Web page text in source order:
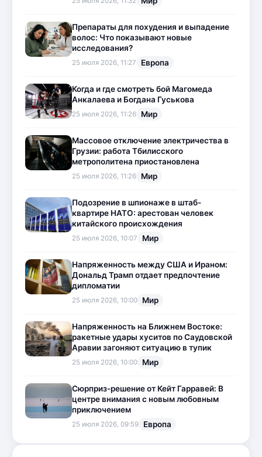
Препараты для похудения и выпадение
волос: Что показывают новые
исследования?
25 июля 2026, 11:27 Европа
Когда и где смотреть бой Магомеда
Анкалаева и Богдана Гуськова
25 июля 2026, 11:26 Мир
Массовое отключение электричества в
Грузии: работа Тбилисского
метрополитена приостановлена
25 июля 2026, 11:26 Мир
Подозрение в шпионаже в штаб-
квартире НАТО: арестован человек
китайского происхождения
25 июля 2026, 10:07 Мир
Напряженность между США и Ираном:
Дональд Трамп отдает предпочтение
дипломатии
25 июля 2026, 10:00 Мир
Напряженность на Ближнем Востоке:
ракетные удары хуситов по Саудовской
Аравии загоняют ситуацию в тупик
25 июля 2026, 10:00 Мир
Сюрприз-решение от Кейт Гарравей: В
центре внимания с новым любовным
приключением
25 июля 2026, 09:59 Европа